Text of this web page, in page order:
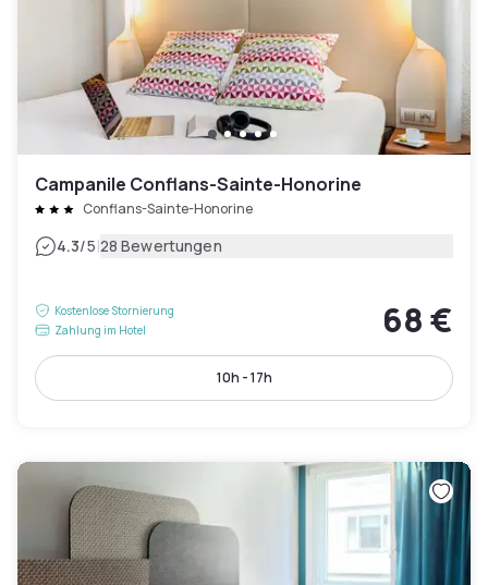
Campanile Conflans-Sainte-Honorine
Conflans-Sainte-Honorine
4.3/5|28 Bewertungen
Kostenlose Stornierung
Zahlung im Hotel
68 €
10h - 17h